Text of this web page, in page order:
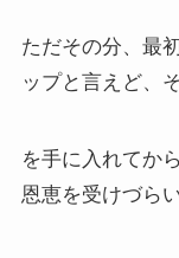
ただその分、最
ップと言えど、
を手に入れてか
恩恵を受けづら